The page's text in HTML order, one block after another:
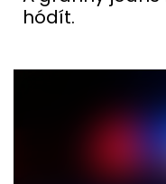
hódít.